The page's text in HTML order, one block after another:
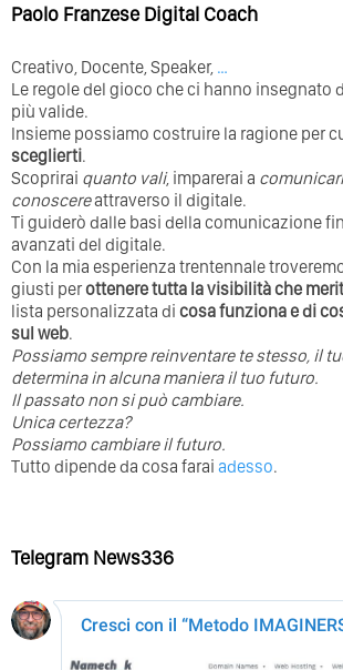
Paolo Franzese Digital Coach
Creativo, Docente, Speaker, …
Le regole del gioco che ci hanno insegnato
più valide.
Insieme possiamo costruire la ragione per
sceglierti.
Scoprirai quanto vali, imparerai a
conoscereattraverso il digitale.
Ti guiderò dalle basi della comunicazione
avanzati del digitale.
Con la mia esperienza trentennale
giusti perottenere tutta la visibilità che
lista personalizzata di cosa funziona e di
sul web.
Possiamo sempre reinventare te stesso, il
determina in alcuna maniera il tuo futuro. ⁣
⁣Il passato non si può cambiare.
Unica certezza?
Possiamo cambiare il futuro.
Tutto dipende da cosa farai adesso.
Telegram News336